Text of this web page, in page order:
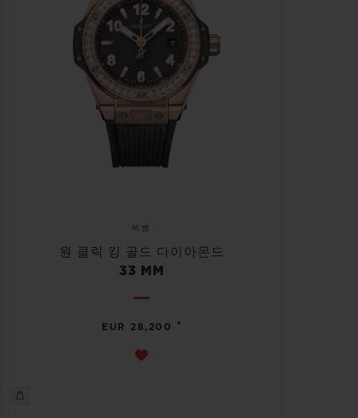
빅뱅
원 클릭 킹 골드 다이아몬드
33 MM
EUR 28,200 •